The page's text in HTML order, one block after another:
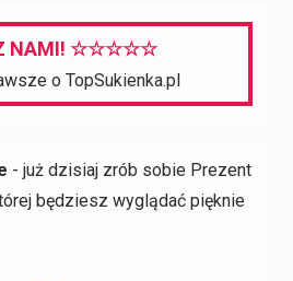
Z NAMI! ☆☆☆☆☆
o TopSukienka.pl
- już dzisiaj zrób sobie Prezent
będziesz wyglądać pięknie